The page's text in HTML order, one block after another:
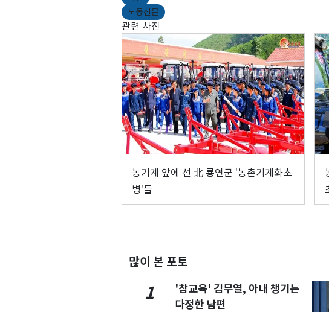
노동신문
관련 사진
농기계 앞에 선 北 룡연군 '농촌기계화초
병'들
많이 본 포토
1
'참교육' 김무열, 아내 챙기는
다정한 남편